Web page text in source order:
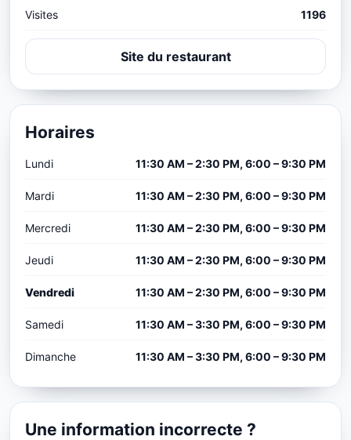
Visites 1196
Site du restaurant
Horaires
Lundi 11:30 AM – 2:30 PM, 6:00 – 9:30 PM
Mardi 11:30 AM – 2:30 PM, 6:00 – 9:30 PM
Mercredi 11:30 AM – 2:30 PM, 6:00 – 9:30 PM
Jeudi 11:30 AM – 2:30 PM, 6:00 – 9:30 PM
Vendredi 11:30 AM – 2:30 PM, 6:00 – 9:30 PM
Samedi 11:30 AM – 3:30 PM, 6:00 – 9:30 PM
Dimanche 11:30 AM – 3:30 PM, 6:00 – 9:30 PM
Une information incorrecte ?